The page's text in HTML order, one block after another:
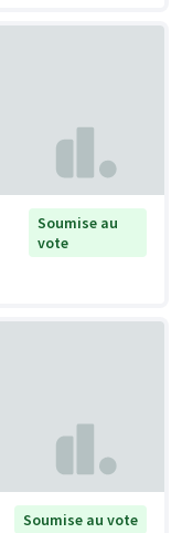
Soumise au
vote
Soumise au vote